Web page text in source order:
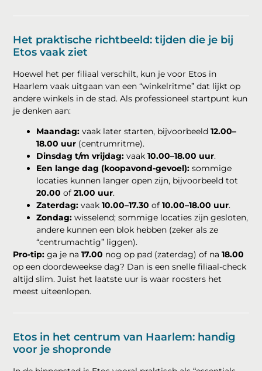
Het praktische richtbeeld: tijden die je bij
Etos vaak ziet
Hoewel het per filiaal verschilt, kun je voor Etos in
Haarlem vaak uitgaan van een “winkelritme” dat lijkt op
andere winkels in de stad. Als professioneel startpunt kun
je denken aan:
Maandag: vaak later starten, bijvoorbeeld12.00–
18.00 uur (centrumritme).
Dinsdag t/m vrijdag: vaak10.00–18.00 uur.
Een lange dag (koopavond-gevoel): sommige
locaties kunnen langer open zijn, bijvoorbeeld tot
20.00 of21.00 uur.
Zaterdag: vaak10.00–17.30 of10.00–18.00 uur.
Zondag: wisselend; sommige locaties zijn gesloten,
andere kunnen een blok hebben (zeker als ze
“centrumachtig” liggen).
Pro-tip: ga je na17.00 nog op pad (zaterdag) of na18.00
op een doordeweekse dag? Dan is een snelle filiaal-check
altijd slim. Juist het laatste uur is waar roosters het
meest uiteenlopen.
Etos in het centrum van Haarlem: handig
voor je shopronde